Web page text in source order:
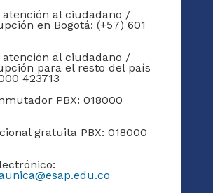
atención al ciudadano /
en Bogotá: (+57) 601
atención al ciudadano /
para el resto del país
423713
PBX: 018000
gratuita PBX: 018000